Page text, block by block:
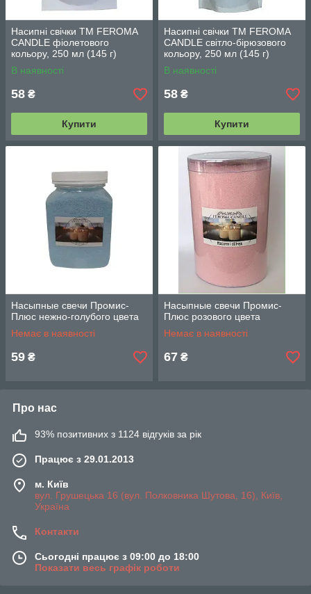
Насипні свічки TM FEROMA
CANDLE фіолетового
кольору, 250 мл (145 г)
В наявності
58 ₴
Купити
Насипні свічки TM FEROMA
CANDLE світло-бірюзового
кольору, 250 мл (145 г)
В наявності
58 ₴
Купити
Насыпные свечи Промис-
Плюс нежно-голубого цвета
Немає в наявності
59 ₴
Насыпные свечи Промис-
Плюс розового цвета
Немає в наявності
67 ₴
Про нас
93% позитивних з 1124 відгуків за рік
Працює з 29.01.2013
м. Київ
вул. Грушецька 16 (вул. Полковника Шутова, 16), Київ,
Україна
Контакти
Сьогодні працює з 09:00 до 18:00
Показати весь графік роботи